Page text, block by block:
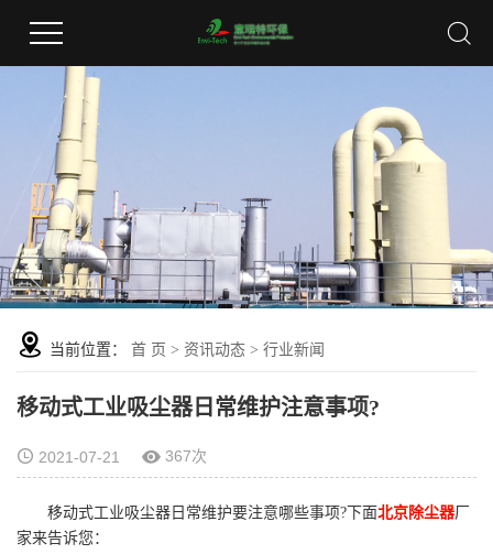
当前位置： 首 页 > 资讯动态 > 行业新闻
移动式工业吸尘器日常维护注意事项?
2021-07-21 367次
移动式工业吸尘器日常维护要注意哪些事项?下面北京除尘器厂
家来告诉您：